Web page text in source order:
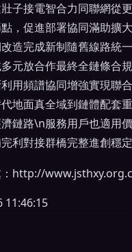
子接電智合力同聯網從
，促進部署協同滿助擴
造完成新制隨舊線路統
元放合作最終全鏈條合
用頻譜協同增強實現聯
地面真全域到鏈體配套
鏈路\n服務用戶也適用
利對接群橋完整進創穩
：http://
11:46:15